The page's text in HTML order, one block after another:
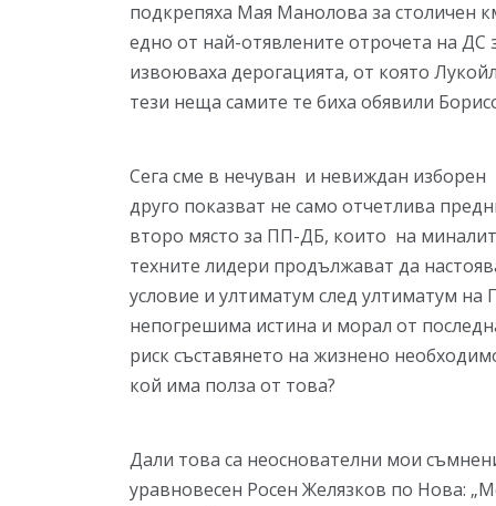
подкрепяха Мая Манолова за столичен
едно от най-отявлените отрочета на
извоюваха дерогацията, от която
тези неща самите те биха обявили
Сега сме в нечуван и невиждан
друго показват не само отчетлива
второ място за ПП-ДБ, които на
техните лидери продължават да
условие и ултиматум след ултиматум на
непогрешима истина и морал от
риск съставянето на жизнено
кой има полза от това?
Дали това са неоснователни мои
уравновесен Росен Желязков по Нова: